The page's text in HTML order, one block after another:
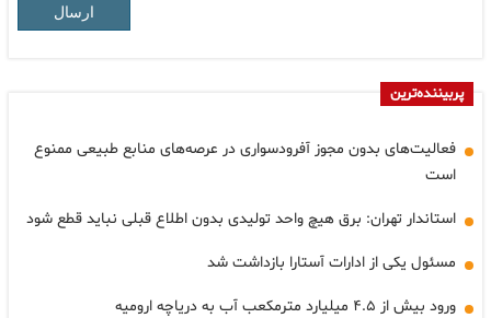
ارسال
پربیننده‌ترین
فعالیت‌های بدون مجوز آفرودسواری در عرصه‌های منابع طبیعی ممنوع
است
استاندار تهران: برق هیچ واحد تولیدی بدون اطلاع قبلی نباید قطع شود
مسئول یکی از ادارات آستارا بازداشت شد
ورود بیش از ۴.۵ میلیارد مترمکعب آب به دریاچه ارومیه